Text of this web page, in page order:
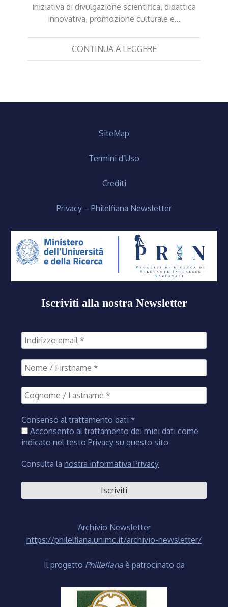
iniziativa di divulgazione scientifica, didattica
innovativa, promozione culturale e…
CONTINUA A LEGGERE
SiteMap
Termini d’Uso
Crediti
Privacy – Philelfiana Newsletter
Iscriviti alla nostra Newsletter
Consenso al trattamento dati *
Acconsento al trattamento dei miei dati come
indicato nel testo Privacy su questo sito
Consulta lanostra informativa Privacy
Archivio Newsletter
https://philelfiana.unimc.it/archivio-newsletter/
Il progetto Phillefiana è patrocinato da